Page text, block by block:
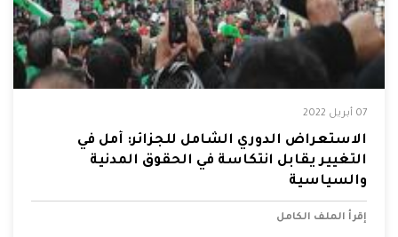
07 أبريل 2022
الاستعراض الدوري الشامل للجزائر: أمل في
التغيير يقابل انتكاسة في الحقوق المدنية
والسياسية
إقرأ الملف الكامل